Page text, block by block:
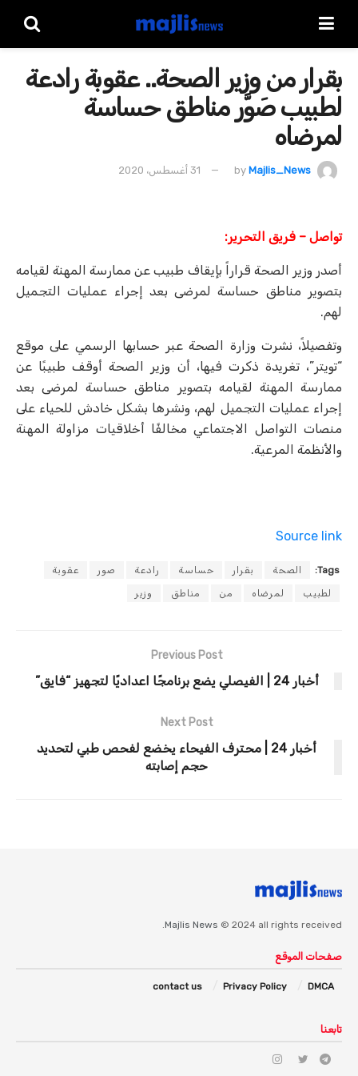
بقرار من وزير الصحة.. عقوبة رادعة
لطبيب صَوَّر مناطق حساسة
لمرضاه
by Majlis_News 31 أغسطس، 2020
تواصل – فريق التحرير:
أصدر وزير الصحة قراراً بإيقاف طبيب عن ممارسة المهنة لقيامه
بتصوير مناطق حساسة لمرضى بعد إجراء عمليات التجميل
لهم.
وتفصيلاً، نشرت وزارة الصحة عبر حسابها الرسمي على موقع
“تويتر”، تغريدة ذكرت فيها، أن وزير الصحة أوقف طبيبًا عن
ممارسة المهنة لقيامه بتصوير مناطق حساسة لمرضى بعد
إجراء عمليات التجميل لهم، ونشرها بشكل خادش للحياء على
منصات التواصل الاجتماعي مخالفًا أخلاقيات مزاولة المهنة
والأنظمة المرعية.
Source link
Tags: الصحة بقرار حساسة رادعة صور عقوبة
لطبيب لمرضاه من مناطق وزير
Previous Post
أخبار 24 | الفيصلي يضع برنامجًا اعداديًا لتجهيز “فايق”
Next Post
أخبار 24 | محترف الفيحاء يخضع لفحص طبي لتحديد
حجم إصابته
Majlis News © 2024 all rights received.
صفحات الموقع
DMCA
Privacy Policy
contact us
تابعنا